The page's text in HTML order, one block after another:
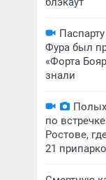
Фура был
«Форта
знали
по
Ростове,
21